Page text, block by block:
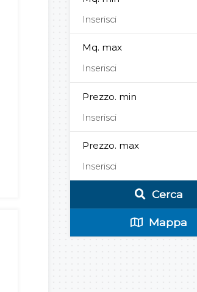
Mq. max
Prezzo. min
Prezzo. max
Cerca
Mappa